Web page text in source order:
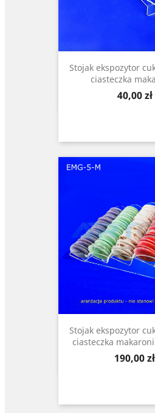
Stojak ekspozytor
ciasteczka
Cena
40,00 zł
Stojak ekspozytor
ciasteczka
Cena
190,00 zł